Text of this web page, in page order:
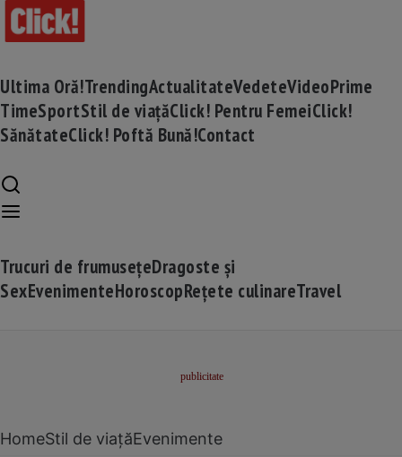
Ultima Oră!TrendingActualitateVedeteVideoPrime
TimeSportStil de viațăClick! Pentru FemeiClick!
SănătateClick! Poftă Bună!Contact
Trucuri de frumusețeDragoste și
SexEvenimenteHoroscopRețete culinareTravel
HomeStil de viațăEvenimente